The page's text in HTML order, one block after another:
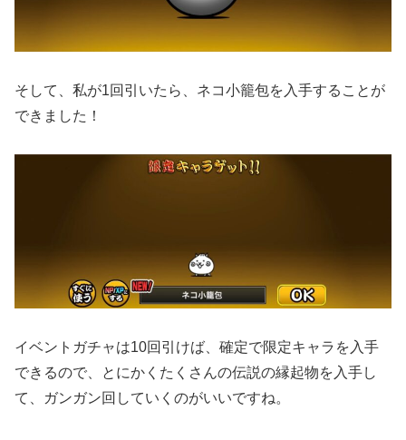
そして、私が1回引いたら、ネコ小籠包を入手することが
できました！
イベントガチャは10回引けば、確定で限定キャラを入手
できるので、とにかくたくさんの伝説の縁起物を入手し
て、ガンガン回していくのがいいですね。